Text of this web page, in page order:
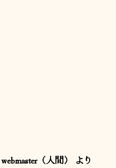
webmaster（人間）
より